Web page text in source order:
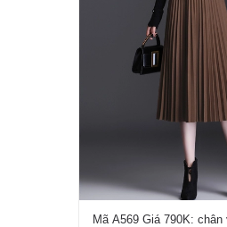
Mã A569 Giá 790K: